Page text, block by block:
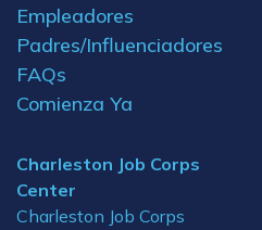
Empleadores
Padres/Influenciadores
FAQs
Comienza Ya
Charleston Job Corps
Center
Charleston Job Corps